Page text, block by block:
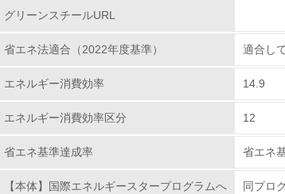
→ 導入している規格名 ISO14001
8. 第三者認証を取得している
始した個人ユーザーを対象とした買い取り
マニュアルの作成・印刷についての環
採用も積極的に行っています。
グリーンスチールURL
省エネ法適合（2022年度基準） 適合し
エネルギー消費効率 14.9
エネルギー消費効率区分 12
省エネ基準達成率 省エネ
【本体】国際エネルギースタープログラムへ
同プロ